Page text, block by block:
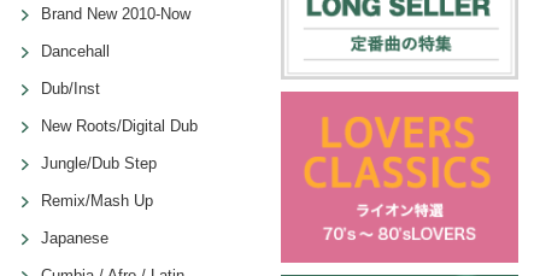
Brand New 2010-Now
Dancehall
Dub/Inst
New Roots/Digital Dub
Jungle/Dub Step
Remix/Mash Up
Japanese